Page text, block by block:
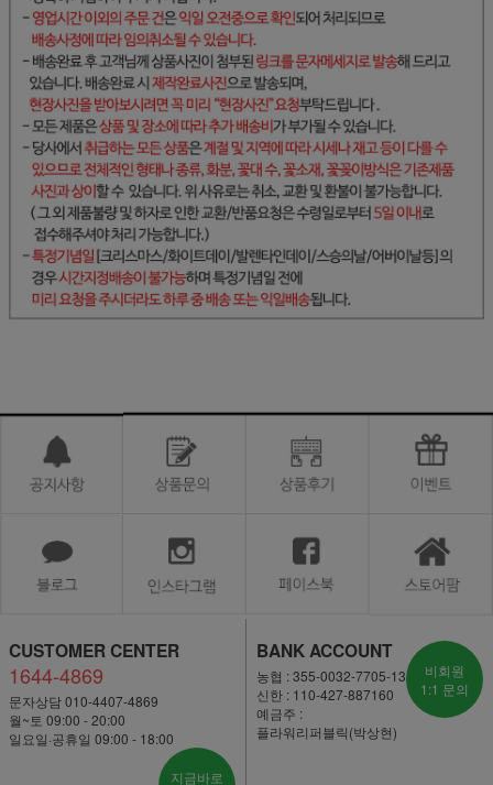
CUSTOMER CENTER
1644-4869
문자상담 010-4407-4869
월~토 09:00 - 20:00
일요일·공휴일 09:00 - 18:00
지금바로
BANK ACCOUNT
농협 : 355-0032-7705-13
신한 : 110-427-887160
예금주 :
플라워리퍼블릭(박상현)
비회원
1:1 문의